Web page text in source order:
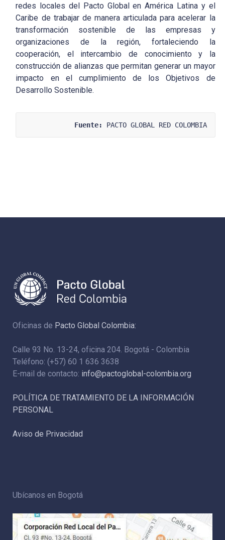
redes locales del Pacto Global en América Latina y el
Caribe de trabajar de manera articulada para acelerar la
transformación sostenible de las empresas y
organizaciones de la región, fortaleciendo la
cooperación, el intercambio de conocimiento y la
construcción de alianzas que permitan generar un mayor
impacto en el cumplimiento de los Objetivos de
Desarrollo Sostenible.
Fuente: PACTO GLOBAL RED COLOMBIA
Oficinas de Pacto Global Colombia:
Calle 93 No. 13-24, oficina 204. Bogotá - Colombia
Teléfono: (+57) 60 1 636 3638
E-mail de contacto: info@pactoglobal-colombia.org
POLÍTICA DE TRATAMIENTO DE LA INFORMACIÓN
PERSONAL
Aviso de Privacidad
Ubícanos en Bogotá